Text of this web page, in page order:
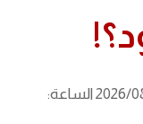
نشر بتاريخ: 2026/07/08 (آخر تحديث: 2026/08/06 الساعة: